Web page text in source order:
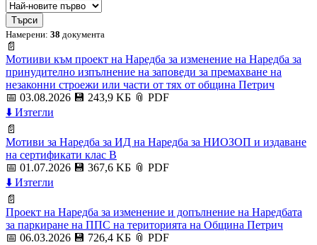
Търси
Намерени: 38 документа
📄
Мотииви към проект на Наредба за изменение на Наредба за
принудително изпълнение на заповеди за премахване на
незаконни строежи или части от тях от община Петрич
📅 03.08.2026 💾 243,9 KБ 📎 PDF
⬇️ Изтегли
📄
Мотиви за Наредба за ИД на Наредба за НИОЗОП и издаване
на сертификати клас В
📅 01.07.2026 💾 367,6 KБ 📎 PDF
⬇️ Изтегли
📄
Проект на Наредба за изменение и допълнение на Наредбата
за паркиране на ППС на територията на Община Петрич
📅 06.03.2026 💾 726,4 KБ 📎 PDF